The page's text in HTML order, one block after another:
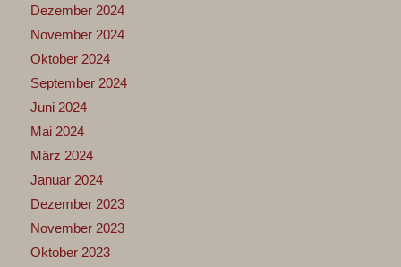
Dezember 2024
November 2024
Oktober 2024
September 2024
Juni 2024
Mai 2024
März 2024
Januar 2024
Dezember 2023
November 2023
Oktober 2023